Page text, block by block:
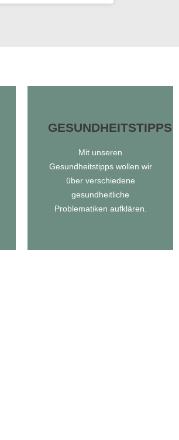
GESUNDHEITSTIPPS
Mit unseren
Gesundheitstipps wollen wir
über verschiedene
gesundheitliche
Problematiken aufklären.
GESUNDHEITSTIPPS
Zu unseren
Gesundheitstipps